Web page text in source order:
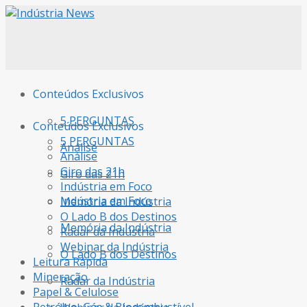
Conteúdos Exclusivos
5 PERGUNTAS
Análise
Giro das 21h
Indústria em Foco
Memória da Indústria
O Lado B dos Destinos
Radar da Indústria
Conteúdos Exclusivos
5 PERGUNTAS
Análise
Giro das 21h
Indústria em Foco
Memória da Indústria
O Lado B dos Destinos
Radar da Indústria
Webinar da Indústria
Leitura Rápida
Mineração
Papel & Celulose